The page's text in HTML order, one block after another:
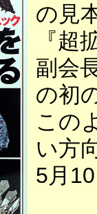
の見
『超
副会
の初
この
い方
5月